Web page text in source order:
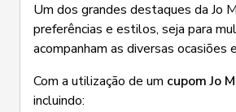
Um dos grandes destaques da Jo
preferências e estilos, seja para
acompanham as diversas ocasiões
Com a utilização de um cupom Jo
incluindo: